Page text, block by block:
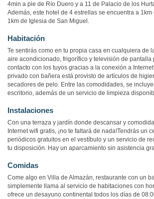
4min a pie de Río Duero y a 11 de Palacio de los
Además, este hotel de 4 estrellas se encuentra a
1km de Iglesia de San Miguel.
Habitación
Te sentirás como en tu propia casa en cualquiera de
aire acondicionado, frigorífico y televisión de pantalla
contacto con los tuyos gracias a la conexión a
privado con bañera está provisto de artículos de
secadores de pelo. Entre las comodidades, se
escritorio, además de un servicio de limpieza
Instalaciones
Con una terraza y jardín donde descansar y
Internet wifi gratis, ¡no te faltará de nada!Tendrás un
periódicos gratuitos en el vestíbulo y un servicio de
tu disposición. Hay un aparcamiento sin asistencia
Comidas
Come algo en Villa de Almazán, restaurante con un
simplemente llama al servicio de habitaciones con
ofrece un desayuno continental todos los días de